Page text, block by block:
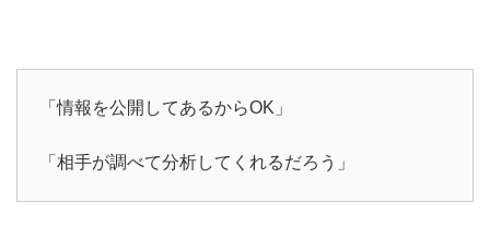
「情報を公開してあるからOK」
「相手が調べて分析してくれるだろう」